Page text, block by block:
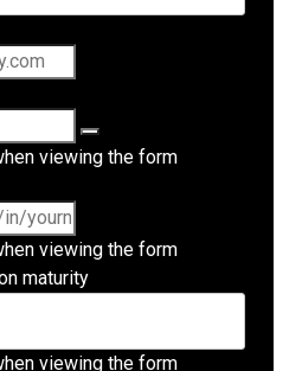
viewing the form
viewing the form
maturity
viewing the form